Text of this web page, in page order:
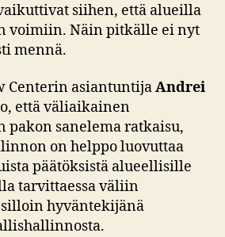
siihen, että alueilla
voimiin. Näin pitkälle ei nyt
mennä.
Centerin asiantuntijaAndrei
että väliaikainen
pakon sanelema ratkaisu,
on helppo luovuttaa
päätöksistä alueellisille
tarvittaessa väliin
hyväntekijänä